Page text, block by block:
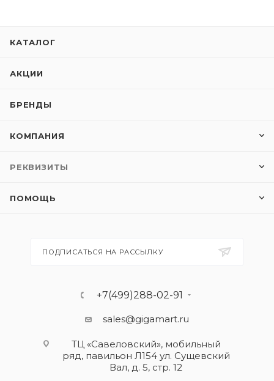
КАТАЛОГ
АКЦИИ
БРЕНДЫ
КОМПАНИЯ
РЕКВИЗИТЫ
ПОМОЩЬ
ПОДПИСАТЬСЯ НА РАССЫЛКУ
+7(499)288-02-91
sales@gigamart.ru
ТЦ «Савеловский», мобильный
ряд, павильон Л154 ул. Сущевский
Вал, д. 5, стр. 12